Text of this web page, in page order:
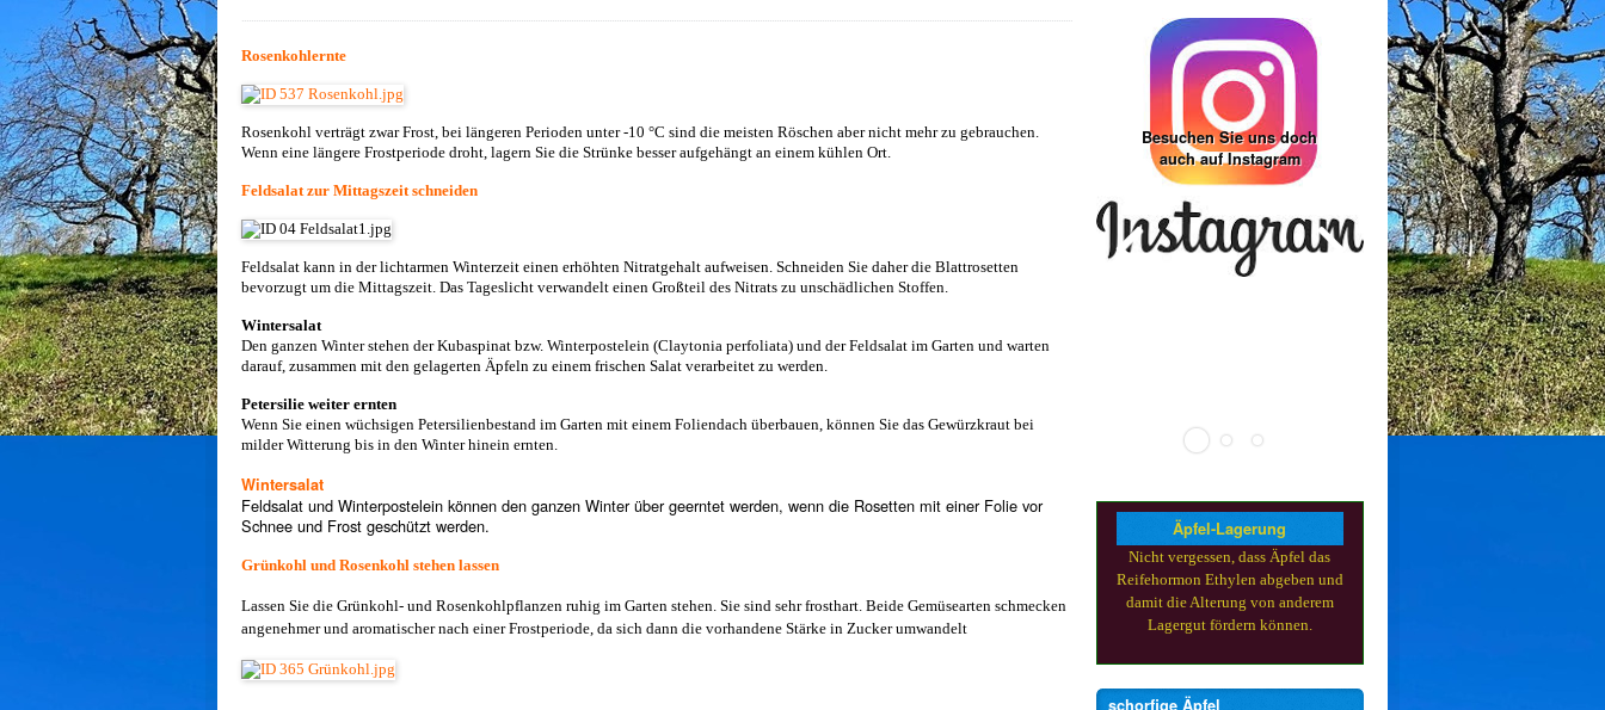
Rosenkohlernte
Rosenkohl verträgt zwar Frost, bei längeren Perioden unter -10 °C sind die meisten Röschen aber nicht mehr zu gebrauchen.
Wenn eine längere Frostperiode droht, lagern Sie die Strünke besser aufgehängt an einem kühlen Ort.
Feldsalat zur Mittagszeit schneiden
Feldsalat kann in der lichtarmen Winterzeit einen erhöhten Nitratgehalt aufweisen. Schneiden Sie daher die Blattrosetten
bevorzugt um die Mittagszeit. Das Tageslicht verwandelt einen Großteil des Nitrats zu unschädlichen Stoffen.
Wintersalat
Den ganzen Winter stehen der Kubaspinat bzw. Winterpostelein (Claytonia perfoliata) und der Feldsalat im Garten und warten
darauf, zusammen mit den gelagerten Äpfeln zu einem frischen Salat verarbeitet zu werden.
Petersilie weiter ernten
Wenn Sie einen wüchsigen Petersilienbestand im Garten mit einem Foliendach überbauen, können Sie das Gewürzkraut bei
milder Witterung bis in den Winter hinein ernten.
Wintersalat
Feldsalat und Winterpostelein können den ganzen Winter über geerntet werden, wenn die Rosetten mit einer Folie vor
Schnee und Frost geschützt werden.
Grünkohl und Rosenkohl stehen lassen
Lassen Sie die Grünkohl- und Rosenkohlpflanzen ruhig im Garten stehen. Sie sind sehr frosthart. Beide Gemüsearten schmecken
angenehmer und aromatischer nach einer Frostperiode, da sich dann die vorhandene Stärke in Zucker umwandelt
Besuchen Sie uns doch
auch auf Instagram
Äpfel-Lagerung
Nicht vergessen, dass Äpfel das
Reifehormon Ethylen abgeben und
damit die Alterung von anderem
Lagergut fördern können.
schorfige Äpfel